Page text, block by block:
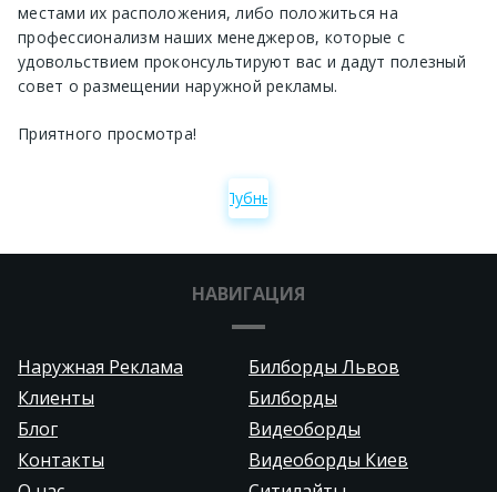
местами их расположения, либо положиться на
профессионализм наших менеджеров, которые с
удовольствием проконсультируют вас и дадут полезный
совет о размещении наружной рекламы.
Приятного просмотра!
Лубны
НАВИГАЦИЯ
Наружная Реклама
Билборды Львов
Клиенты
Билборды
Блог
Видеоборды
Контакты
Видеоборды Киев